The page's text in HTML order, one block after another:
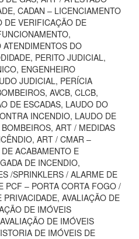
CADAN – LICENCIAMENTO
DE VERIFICAÇÃO DE
DO
PERITO JUDICIAL,
ENGENHEIRO
JUDICIAL, PERÍCIA
AVCB, CLCB,
DE ESCADAS, LAUDO DO
INCENDIO, LAUDO DE
ART / MEDIDAS
ART / CMAR –
ACABAMENTO E
DE INCENDIO,
/SPRINKLERS / ALARME DE
PCF – PORTA CORTA FOGO /
AVALIAÇÃO DE
DE IMÓVEIS
DE IMÓVEIS
DE IMÓVEIS DE